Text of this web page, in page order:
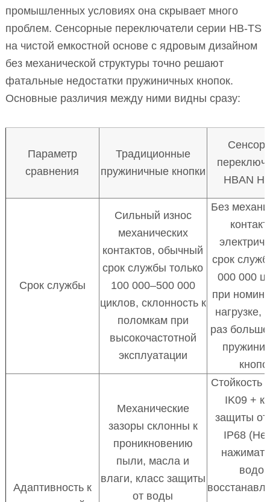
промышленных условиях она скрывает много
проблем. Сенсорные переключатели серии HB-TS
на чистой емкостной основе с ядровым дизайном
без механической структуры точно решают
фатальные недостатки пружиничных кнопок.
Основные различия между ними видны сразу:
Параметр
сравнения
Традиционные
пружиничные кнопки
HBAN
Срок службы
Сильный износ
механических
контактов, обычный
срок службы только
100 000–500 000
циклов, склонность к
поломкам при
высокочастотной
эксплуатации
Без
срок
000 000
при
нагрузке,
раз
Адаптивность к
Механические
зазоры склонны к
проникновению
пыли, масла и
влаги, класс защиты
от воды
Стойкость
IK09 +
защиты
IP68